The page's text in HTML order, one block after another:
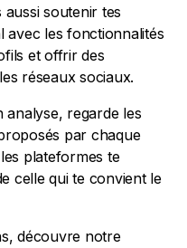
soutenir tes
avec les fonctionnalités
et offrir des
réseaux sociaux.
analyse, regarde les
par chaque
plateformes te
celle qui te convient le
découvre notre